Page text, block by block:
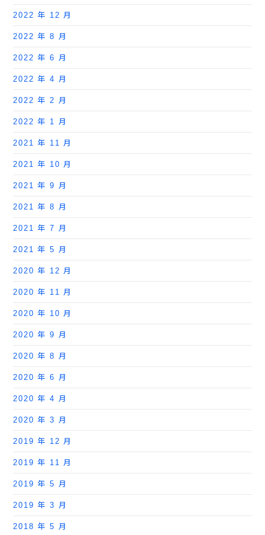
2022 年 12 月
2022 年 8 月
2022 年 6 月
2022 年 4 月
2022 年 2 月
2022 年 1 月
2021 年 11 月
2021 年 10 月
2021 年 9 月
2021 年 8 月
2021 年 7 月
2021 年 5 月
2020 年 12 月
2020 年 11 月
2020 年 10 月
2020 年 9 月
2020 年 8 月
2020 年 6 月
2020 年 4 月
2020 年 3 月
2019 年 12 月
2019 年 11 月
2019 年 5 月
2019 年 3 月
2018 年 5 月